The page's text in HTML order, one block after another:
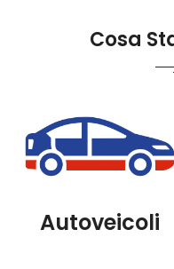
Cosa
Autoveicoli